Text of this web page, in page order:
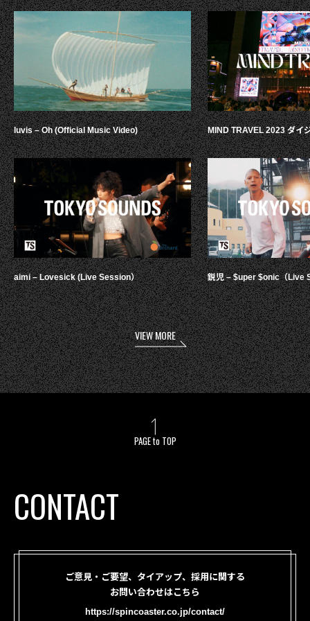
luvis – Oh (Official Music Video)
aimi – Lovesick (Live Session）
MIND TRAVEL 2023 ダイ
鋭児 – $uper $onic（Live
VIEW MORE
PAGE to TOP
CONTACT
ご意見・ご要望、タイアップ、採用に関する
お問い合わせはこちら
https://spincoaster.co.jp/contact/